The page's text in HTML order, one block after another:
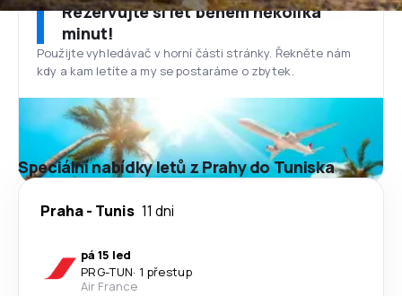
Rezervujte si let během několika
minut!
Použijte vyhledávač v horní části stránky. Řekněte nám
kdy a kam letíte a my se postaráme o zbytek.
Speciální nabídky letů z Prahy do Tuniska
Praha- Tunis 11 dni
pá 15 led
PRG-TUN· 1 přestup
Air France